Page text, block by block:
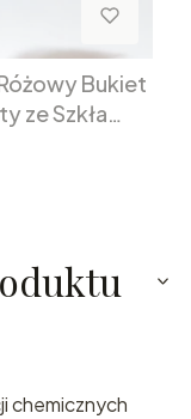
Bukiet
ze Szkła
| Stal
chemicznych